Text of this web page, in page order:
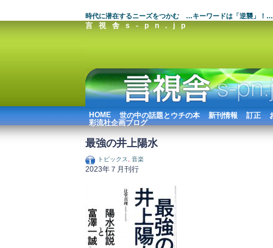
時代に潜在するニーズをつかむ …キーワードは「逆襲」！…
言視舎s-pn.jp
HOME 世の中の話題とウチの本 新刊情報 訂正
彩流社企画ブログ
最強の井上陽水
トピックス, 音楽
2023年７月刊行